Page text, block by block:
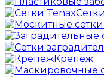
Крепеж